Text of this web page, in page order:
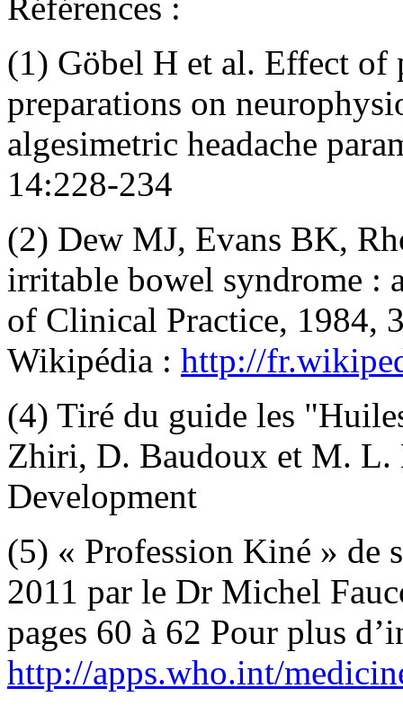
(1) Göbel H et al. Effect of
preparations on
algesimetric headache
14:228-234
(2) Dew MJ, Evans BK,
irritable bowel syndrome :
of Clinical Practice, 1984,
Wikipédia : http://
(4) Tiré du guide les
Zhiri, D. Baudoux et M. L.
Development
(5) « Profession Kiné » de
2011 par le Dr Michel
pages 60 à 62 Pour plus
http://apps.who.int/